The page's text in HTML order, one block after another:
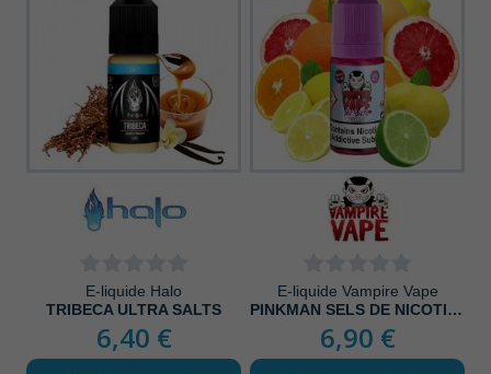
E-liquide Halo
TRIBECA ULTRA SALTS
6,40 €
E-liquide Vampire Vape
PINKMAN SELS DE NICOTINE
6,90 €